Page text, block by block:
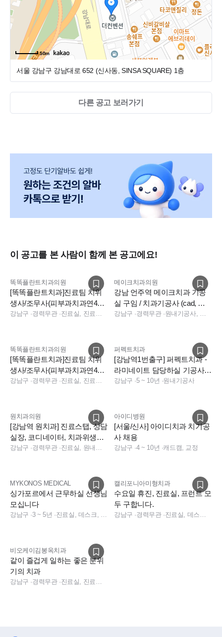
- 근무형태 : 정규직
- 4대보험 / 퇴직연금 가입
<연차 및 휴무>
- 원하는 날짜에 자유롭게 사용 가능
- 연차 분할(시간 단위) 사용 가능
50m
서울 강남구 강남대로 652 (신사동, SINSA SQUARE) 1층
다른 공고 보러가기
이 공고를 본 사람이 함께 본 공고에요!
똑똑플란트치과의원
[똑똑플란트치과]진료팀 치위
생사/조무사(피부과치과연400/
입사지원금200/1인기숙사)
강남구 ·경력무관· 진료실, 진료팀장, 수술실, 덴쳐
메이크치과의원
강남 언주역 메이크치과 기공
실 구임 / 치과기공사 (cad, 라
미네이트 가능하신분)
강남구 ·경력무관· 원내기공사, 기타, 크라운, 포세린, 캐드캠, 기공실장
똑똑플란트치과의원
[똑똑플란트치과]진료팀 치위
생사/조무사(피부과치과연400/
입사지원금200/1인기숙사)
강남구 ·경력무관· 진료실, 진료팀장, 수술실, 덴쳐
퍼펙트치과
[강남역1번출구] 퍼펙트치과 -
라미네이트 담당하실 기공사
선생님 구인합니다.
강남구 ·5 ~ 10년 ·원내기공사
원치과의원
[강남역 원치과] 진료스탭, 상담
실장, 코디네이터, 치과위생사,
치과기공사 구인
강남구 ·경력무관· 진료실, 원내기공사, 진료실, 데스크
아이디병원
[서울/신사] 아이디치과 치기공
사 채용
강남구 ·4 ~ 10년 ·캐드캠, 교정
MYKONOS MEDICAL
싱가포르에서 근무하실 선생님
모십니다
강남구 ·3 ~ 5년 · 진료실, 데스크, 상담, 경영지원, 진료실, 데스크, 상담, 데스크, 상담, 기타, 원내기공사, 치과 경영지원
캘리포니아미형치과
수요일 휴진, 진료실, 프런트 모
두 구합니다.
강남구 ·경력무관· 진료실, 데스크, 사무직, 경영지원, 진료실, 데스크, 데스크, 전화응대(CS), 기타, 기타 직무, 치과 사무직, 치과 경영지원, 연구원, 기타
비오케이김봉옥치과
같이 즐겁게 일하는 좋은 분위
기의 치과
강남구 ·경력무관· 진료실, 진료실, 원내기공사